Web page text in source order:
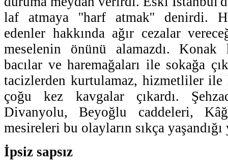
laf atmaya ''harf atmak'' denirdi.
edenler hakkında ağır cezalar
meselenin önünü alamazdı. Konak
bacılar ve haremağaları ile sokağa
tacizlerden kurtulamaz, hizmetliler ile
çoğu kez kavgalar çıkardı.
Divanyolu, Beyoğlu caddeleri,
mesireleri bu olayların sıkça
İpsiz sapsız